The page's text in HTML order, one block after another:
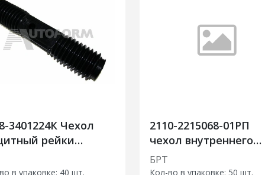
3401224К Чехол
рейки
в упаковке: 40 шт.
2110-2215068-01РП
чехол внутреннего
шарнира (50шт)
БРТ
Кол-во в упаковке: 50 шт.